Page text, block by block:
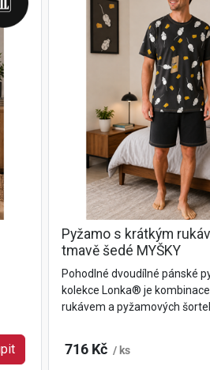
Pyžamo s krátkým
tmavě šedé MYŠKY
Pohodlné dvoudílné pánské
kolekce Lonka® je
rukávem a pyžamových
716 Kč / ks